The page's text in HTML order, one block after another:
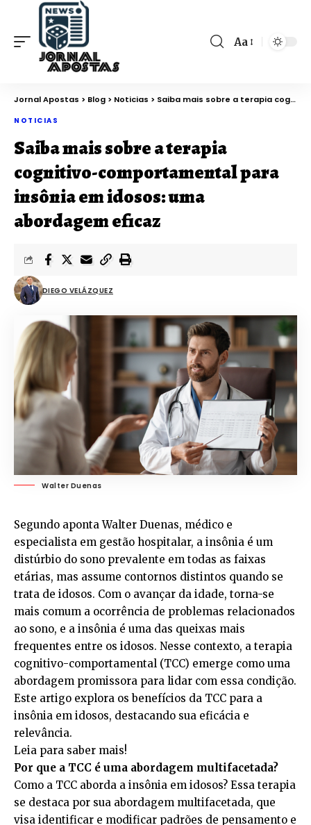
Aa
Jornal Apostas > Blog > Noticias > Saiba mais sobre a terapia cognitivo-comportamental para insônia em idosos: uma abordagem eficaz
NOTICIAS
Saiba mais sobre a terapia
cognitivo-comportamental para
insônia em idosos: uma
abordagem eficaz
DIEGO VELÁZQUEZ
Walter Duenas
Segundo aponta Walter Duenas, médico e
especialista em gestão hospitalar, a insônia é um
distúrbio do sono prevalente em todas as faixas
etárias, mas assume contornos distintos quando se
trata de idosos. Com o avançar da idade, torna-se
mais comum a ocorrência de problemas relacionados
ao sono, e a insônia é uma das queixas mais
frequentes entre os idosos. Nesse contexto, a terapia
cognitivo-comportamental (TCC) emerge como uma
abordagem promissora para lidar com essa condição.
Este artigo explora os benefícios da TCC para a
insônia em idosos, destacando sua eficácia e
relevância.
Leia para saber mais!
Por que a TCC é uma abordagem multifacetada?
Como a TCC aborda a insônia em idosos? Essa terapia
se destaca por sua abordagem multifacetada, que
visa identificar e modificar padrões de pensamento e